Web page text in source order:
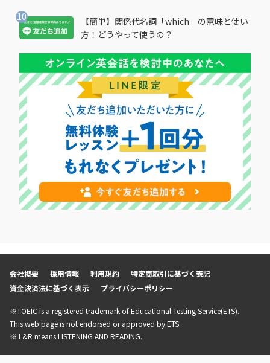
【簡単】関係代名詞「which」の意味と使い
方！どうやって使うの？
会社概要 採用情報 利用規約
特定商取引に基づく表記
資金決済法に基づく表示
プライバシーポリシー
※TOEIC is a registered trademark of Educational Testing Service(ETS).
This web page is not endorsed or approved by ETS.
※ L&R means LISTENING AND READING.